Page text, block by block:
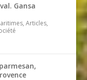
Gansa
Articles,